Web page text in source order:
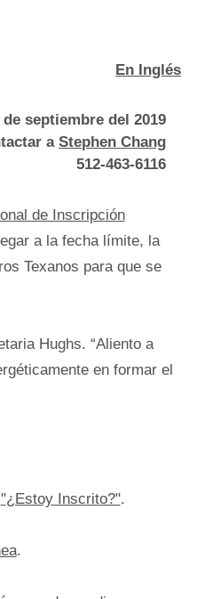
En Inglés
de septiembre del 2019
aStephen Chang
512-463-6116
de Inscripción
a la fecha límite, la
Texanos para que se
Hughs. “Aliento a
en formar el
"¿Estoy Inscrito?".
.